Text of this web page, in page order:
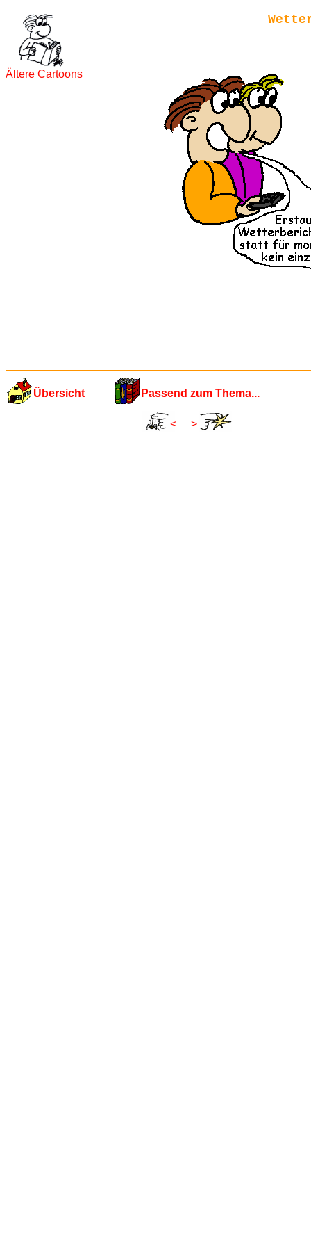
Ältere Cartoons
Übersicht Passend zum Thema...
< >